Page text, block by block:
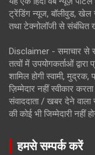
ट्रेंडिंग न्यूज, बॉलीवुड, खेल
तथा टेक्नोलॉजी से संबंधित
Disclaimer - समाचार से
तत्वों में उपयोगकर्ताओं
शामिल होगी स्वामी,
ज़िम्मेदार नहीं स्वीकार
संवाददाता / खबर देने वाला
की कोई भी जिम्मेदारी नहीं
हमसे सम्पर्क करें